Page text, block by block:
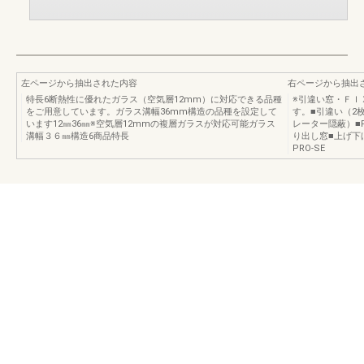
左ページから抽出された内容
特長6断熱性に優れたガラス（空気層12mm）に対応できる品種
をご用意しています。ガラス溝幅36mm構造の品種を設定して
います12㎜36㎜※空気層12mmの複層ガラスが対応可能ガラス
溝幅３６㎜構造6商品特長
右ページから抽出
※引違い窓・ＦＩ
す。■引違い（2
レーター隠蔽）
り出し窓■上げ
PRO-SE